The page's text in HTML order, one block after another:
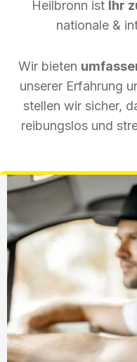
Heilbronn ist Ihr
nationale &
Wir bieten
unserer Erfahrung
stellen wir sicher,
reibungslos und